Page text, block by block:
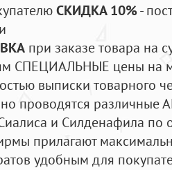
СКИДКА 10%-
при заказе товара на
СПЕЦИАЛЬНЫЕ цены на
выписки товарного
проводятся
и Силденафила по
прилагают
удобным для